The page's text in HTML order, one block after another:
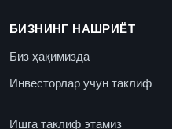
БИЗНИНГ НАШРИЁТ
Биз ҳақимизда
Инвесторлар учун таклиф
Ишга таклиф этамиз